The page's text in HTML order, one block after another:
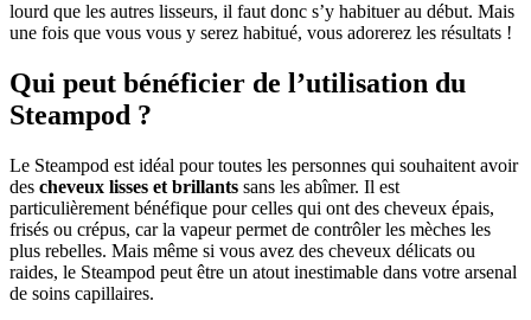
lourd que les autres lisseurs, il faut donc s’y habituer au début. Mais
une fois que vous vous y serez habitué, vous adorerez les résultats !
Qui peut bénéficier de l’utilisation du
Steampod ?
Le Steampod est idéal pour toutes les personnes qui souhaitent avoir
des cheveux lisses et brillants sans les abîmer. Il est
particulièrement bénéfique pour celles qui ont des cheveux épais,
frisés ou crépus, car la vapeur permet de contrôler les mèches les
plus rebelles. Mais même si vous avez des cheveux délicats ou
raides, le Steampod peut être un atout inestimable dans votre arsenal
de soins capillaires.